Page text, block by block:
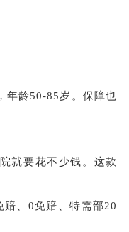
年龄50-85岁。保障也
就要花不少钱。这款
赔、0免赔 、特需部20